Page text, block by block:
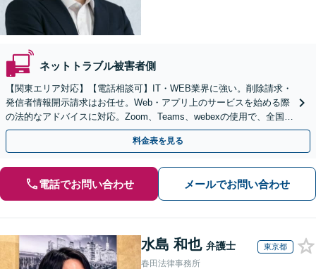
ネットトラブル被害者側
【関東エリア対応】【電話相談可】IT・WEB業界に強い。削除請求・
発信者情報開示請求はお任せ。Web・アプリ上のサービスを始める際
の法的なアドバイスに対応。Zoom、Teams、webexの使用で、全国か
らのご相談にも対応【平日夜間面談可】
料金表を見る
電話でお問い合わせ メールでお問い合わせ
水島 和也 弁護士 東京都
春田法律事務所